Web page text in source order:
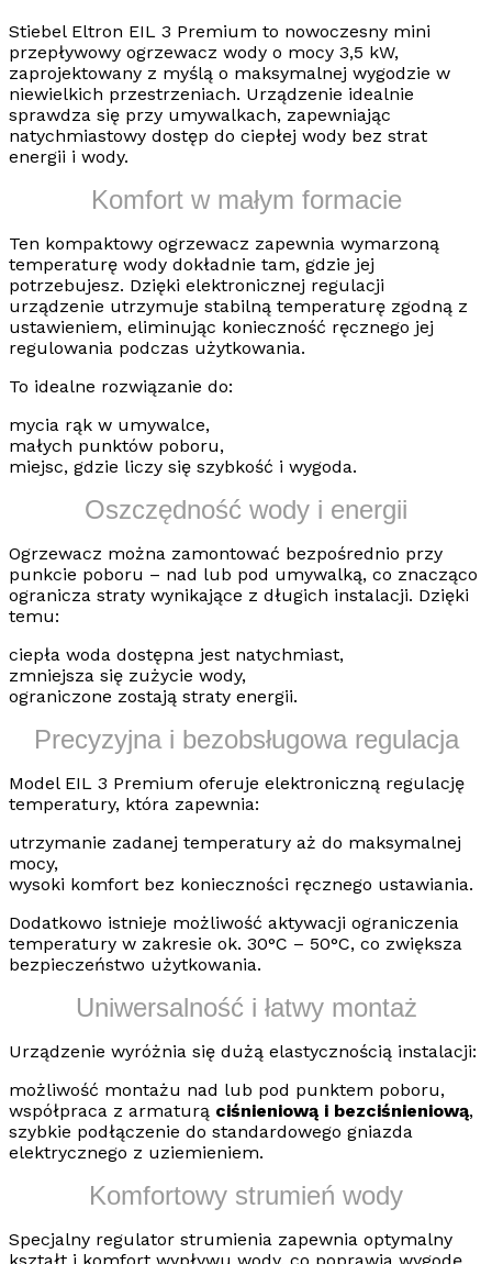
Stiebel Eltron EIL 3 Premium to nowoczesny mini
przepływowy ogrzewacz wody o mocy 3,5 kW,
zaprojektowany z myślą o maksymalnej wygodzie w
niewielkich przestrzeniach. Urządzenie idealnie
sprawdza się przy umywalkach, zapewniając
natychmiastowy dostęp do ciepłej wody bez strat
energii i wody.
Komfort w małym formacie
Ten kompaktowy ogrzewacz zapewnia wymarzoną
temperaturę wody dokładnie tam, gdzie jej
potrzebujesz. Dzięki elektronicznej regulacji
urządzenie utrzymuje stabilną temperaturę zgodną z
ustawieniem, eliminując konieczność ręcznego jej
regulowania podczas użytkowania.
To idealne rozwiązanie do:
mycia rąk w umywalce,
małych punktów poboru,
miejsc, gdzie liczy się szybkość i wygoda.
Oszczędność wody i energii
Ogrzewacz można zamontować bezpośrednio przy
punkcie poboru – nad lub pod umywalką, co znacząco
ogranicza straty wynikające z długich instalacji. Dzięki
temu:
ciepła woda dostępna jest natychmiast,
zmniejsza się zużycie wody,
ograniczone zostają straty energii.
Precyzyjna i bezobsługowa regulacja
Model EIL 3 Premium oferuje elektroniczną regulację
temperatury, która zapewnia:
utrzymanie zadanej temperatury aż do maksymalnej
mocy,
wysoki komfort bez konieczności ręcznego ustawiania.
Dodatkowo istnieje możliwość aktywacji ograniczenia
temperatury w zakresie ok. 30°C – 50°C, co zwiększa
bezpieczeństwo użytkowania.
Uniwersalność i łatwy montaż
Urządzenie wyróżnia się dużą elastycznością instalacji:
możliwość montażu nad lub pod punktem poboru,
współpraca z armaturą ciśnieniową i bezciśnieniową,
szybkie podłączenie do standardowego gniazda
elektrycznego z uziemieniem.
Komfortowy strumień wody
Specjalny regulator strumienia zapewnia optymalny